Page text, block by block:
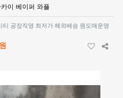
이 베이퍼 와플
공장직영 최저가 해외배송 원도매운영